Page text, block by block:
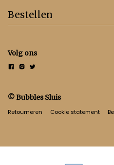
Bestellen
Volg ons
© Bubbles Sluis
Retourneren Cookie statement